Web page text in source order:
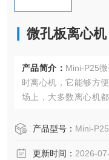
微孔板离心机
产品简介： Mini-P25
时离心机，它能够方
场上，大多数离心机
巧灵活的设计，尺寸仅
产品型号： Mini-P25
更新时间： 2026-